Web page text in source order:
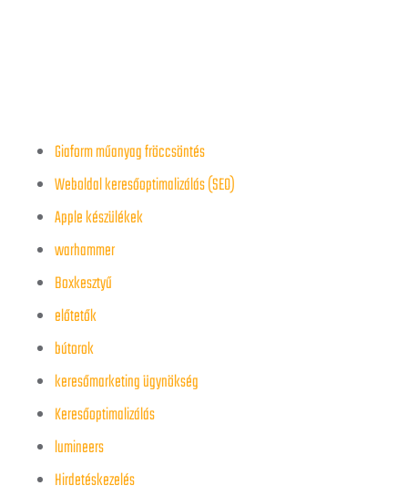
Giaform műanyag fröccsöntés
Weboldal keresőoptimalizálás (SEO)
Apple készülékek
warhammer
Boxkesztyű
előtetők
bútorok
keresőmarketing ügynökség
Keresőoptimalizálás
lumineers
Hirdetéskezelés